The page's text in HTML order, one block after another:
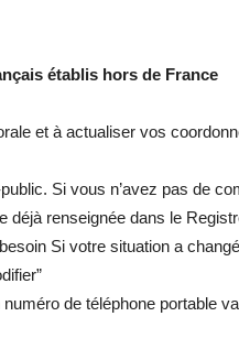
établis hors de France
et à actualiser vos
Si vous n’avez pas de
déjà renseignée dans le
Si votre situation a
de téléphone portable